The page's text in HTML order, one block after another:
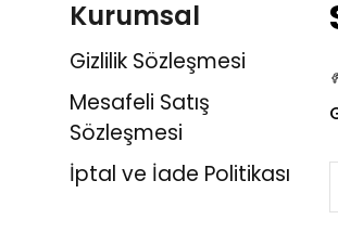
Kurumsal
Gizlilik Sözleşmesi
Mesafeli Satış
Sözleşmesi
İptal ve İade Politikası